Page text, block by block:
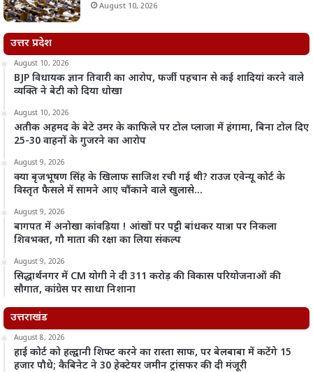
August 10, 2026
उत्तर प्रदेश
August 10, 2026
BJP विधायक ज्ञान तिवारी का आरोप, फर्जी पहचान से कई शादियां करने वाले
व्यक्ति ने बेटी को दिया धोखा
August 10, 2026
अतीक अहमद के बेटे उमर के काफिले पर टोल प्लाजा में हंगामा, बिना टोल दिए
25-30 वाहनों के गुजरने का आरोप
August 9, 2026
क्या बृजभूषण सिंह के खिलाफ साजिश रची गई थी? राउज एवेन्यू कोर्ट के
विस्तृत फैसले में सामने आए चौंकाने वाले खुलासे…
August 9, 2026
बागपत में अनोखा कांवड़िया ! आंखों पर पट्टी बांधकर यात्रा पर निकला
शिवभक्त, गौ माता की रक्षा का लिया संकल्प
August 9, 2026
सिद्धार्थनगर में CM योगी ने दी 311 करोड़ की विकास परियोजनाओं की
सौगात, कांग्रेस पर साधा निशाना
उत्तराखंड
August 8, 2026
हाई कोर्ट को हल्द्वानी शिफ्ट करने का रास्ता साफ, पर बेलबाबा में कटेंगे 15
हजार पौधे; कैबिनेट ने 30 हेक्टेयर जमीन ट्रांसफर की दी मंजूरी